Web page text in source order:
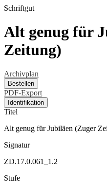
Schriftgut
Alt genug für
Zeitung)
Archivplan
Bestellen
PDF-Export
Identifikation
Titel
Alt genug für Jubiläen (Zuger
Signatur
ZD.17.0.061_1.2
Stufe